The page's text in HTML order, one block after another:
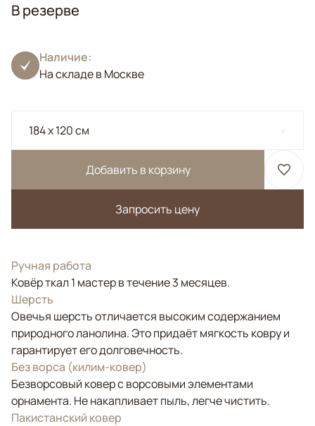
В резерве
Наличие:
На складе в Москве
184 x 120 см
Добавить в корзину
Запросить цену
Ручная работа
Ковёр ткал 1 мастер в течение 3 месяцев.
Шерсть
Овечья шерсть отличается высоким содержанием
природного ланолина. Это придаёт мягкость ковру и
гарантирует его долговечность.
Без ворса (килим-ковер)
Безворсовый ковер с ворсовыми элементами
орнамента. Не накапливает пыль, легче чистить.
Пакистанский ковер